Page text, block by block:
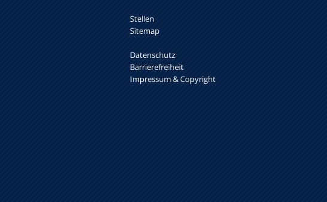
Stellen
Sitemap
Datenschutz
Barrierefreiheit
Impressum & Copyright